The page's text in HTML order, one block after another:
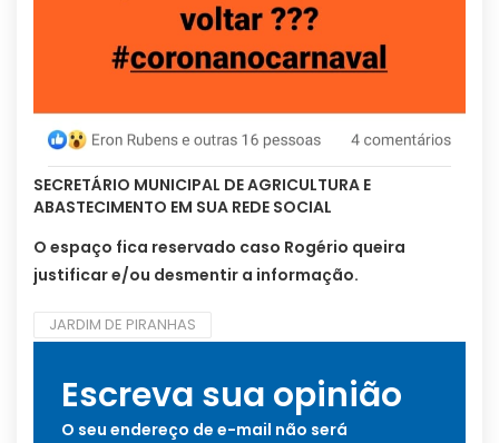
SECRETÁRIO MUNICIPAL DE AGRICULTURA E
ABASTECIMENTO EM SUA REDE SOCIAL
O espaço fica reservado caso Rogério queira
justificar e/ou desmentir a informação.
JARDIM DE PIRANHAS
Escreva sua opinião
O seu endereço de e-mail não será